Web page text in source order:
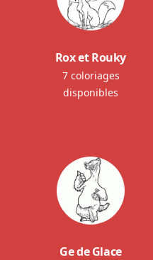
Rox et Rouky
7 coloriages
disponibles
Ge de Glace